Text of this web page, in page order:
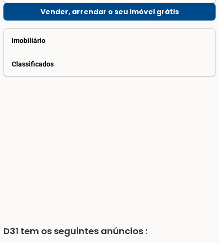
Vender, arrendar o seu imóvel grátis
Imobiliário
Classificados
D31 tem os seguintes anúncios :